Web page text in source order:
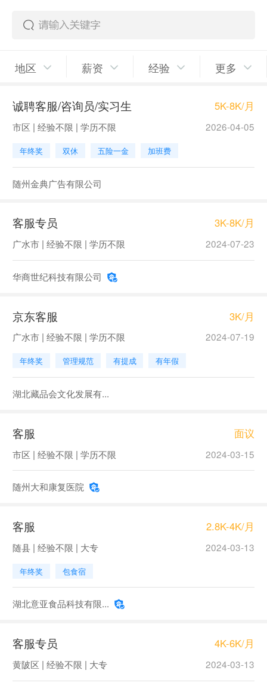
地区 薪资 经验 更多
诚聘客服/咨询员/实习生 5K-8K/月
市区 | 经验不限 | 学历不限 2026-04-05
年终奖 双休 五险一金 加班费
随州金典广告有限公司
客服专员 3K-8K/月
广水市 | 经验不限 | 学历不限 2024-07-23
华商世纪科技有限公司
京东客服 3K/月
广水市 | 经验不限 | 学历不限 2024-07-19
年终奖 管理规范 有提成 有年假
湖北藏品会文化发展有...
客服 面议
市区 | 经验不限 | 学历不限 2024-03-15
随州大和康复医院
客服 2.8K-4K/月
随县 | 经验不限 | 大专 2024-03-13
年终奖 包食宿
湖北意亚食品科技有限...
客服专员 4K-6K/月
黄陂区 | 经验不限 | 大专 2024-03-13